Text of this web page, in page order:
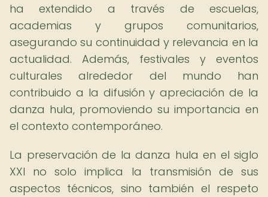
ha extendido a través de escuelas,
academias y grupos comunitarios,
asegurando su continuidad y relevancia en la
actualidad. Además, festivales y eventos
culturales alrededor del mundo han
contribuido a la difusión y apreciación de la
danza hula, promoviendo su importancia en
el contexto contemporáneo.
La preservación de la danza hula en el siglo
XXI no solo implica la transmisión de sus
aspectos técnicos, sino también el respeto